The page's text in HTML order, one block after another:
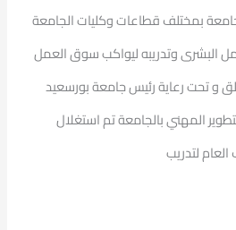
بمختلف قطاعات وكليات الجامعة
البشرى وتدريبه ليواكب سوق العمل
و تحت رعاية رئيس جامعة بورسعيد
المهني بالجامعة تم استغلال
لتدريب